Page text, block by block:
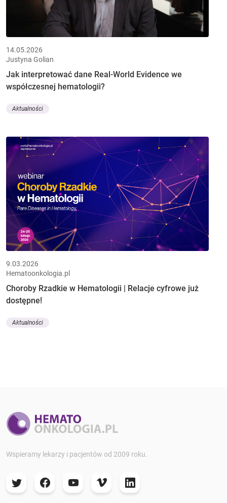
14.05.2026
Justyna Golian
Jak interpretować dane Real-World Evidence we
współczesnej hematologii?
Aktualności
9.03.2026
Hematoonkologia.pl
Choroby Rzadkie w Hematologii | Relacje cyfrowe już
dostępne!
Aktualności
Wspieramy lekarzy i pacjentów od 2009 roku.